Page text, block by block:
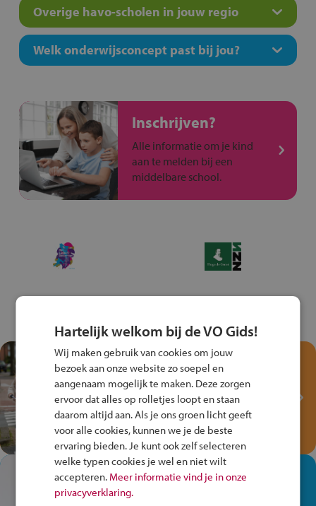
Overige havo-scholen in jouw regio
Welk onderwijsconcept past bij jou?
Inschrijven?
Alle informatie om je kind
aan te melden bij een
middelbare school.
Test je kennis met het
Fiets Veilig
Verkeersspel!
Speel het Fiets Veilig Verkeersspel
en win een Cortina-fiets!
In de winkel ben je op je
plek!
Hartelijk welkom bij de VO Gids!
Wij maken gebruik van cookies om jouw
bezoek aan onze website zo soepel en
aangenaam mogelijk te maken. Deze zorgen
ervoor dat alles op rolletjes loopt en staan
daarom altijd aan. Als je ons groen licht geeft
voor alle cookies, kunnen we je de beste
ervaring bieden. Je kunt ook zelf selecteren
welke typen cookies je wel en niet wilt
accepteren. Meer informatie vind je in onze
privacyverklaring.